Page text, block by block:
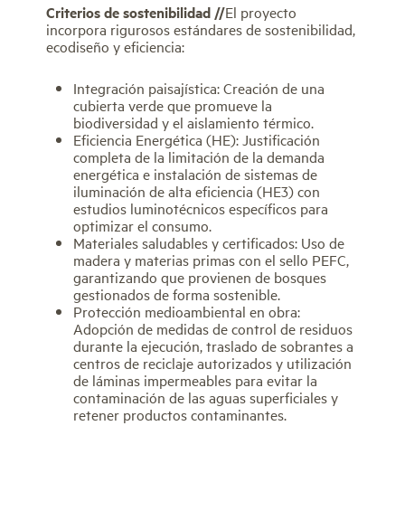
Criterios de sostenibilidad //El proyecto
incorpora rigurosos estándares de sostenibilidad,
ecodiseño y eficiencia:
Integración paisajística: Creación de una
cubierta verde que promueve la
biodiversidad y el aislamiento térmico.
Eficiencia Energética (HE): Justificación
completa de la limitación de la demanda
energética e instalación de sistemas de
iluminación de alta eficiencia (HE3) con
estudios luminotécnicos específicos para
optimizar el consumo.
Materiales saludables y certificados: Uso de
madera y materias primas con el sello PEFC,
garantizando que provienen de bosques
gestionados de forma sostenible.
Protección medioambiental en obra:
Adopción de medidas de control de residuos
durante la ejecución, traslado de sobrantes a
centros de reciclaje autorizados y utilización
de láminas impermeables para evitar la
contaminación de las aguas superficiales y
retener productos contaminantes.